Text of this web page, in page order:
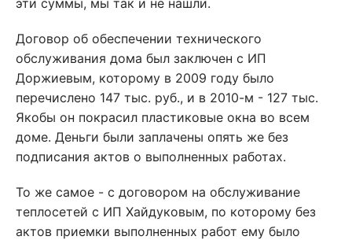
эти суммы, мы так и не нашли.
Договор об обеспечении технического
обслуживания дома был заключен с ИП
Доржиевым, которому в 2009 году было
перечислено 147 тыс. руб., и в 2010-м - 127 тыс.
Якобы он покрасил пластиковые окна во всем
доме. Деньги были заплачены опять же без
подписания актов о выполненных работах.
То же самое - с договором на обслуживание
теплосетей с ИП Хайдуковым, по которому без
актов приемки выполненных работ ему было